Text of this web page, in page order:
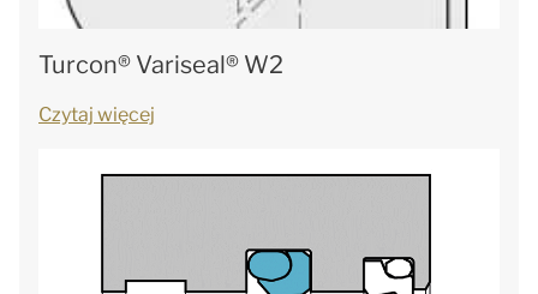
Turcon® Variseal® W2
Czytaj więcej